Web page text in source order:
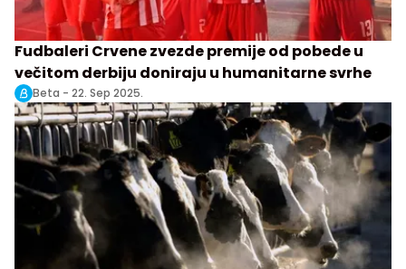
Fudbaleri Crvene zvezde premije od pobede u
večitom derbiju doniraju u humanitarne svrhe
Beta - 22. Sep 2025.